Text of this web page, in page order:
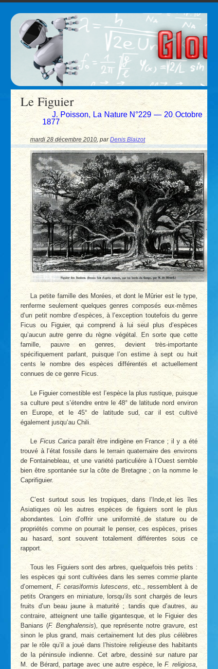
Le Figuier
J. Poisson, La Nature N°229 — 20 Octobre
1877
mardi 28 décembre 2010 ,parDenis Blaizot
La petite famille des Morées, et dont le Mûrier est le type,
renferme seulement quelques genres composés eux-mêmes
d’un petit nombre d’espèces, à l’exception toutefois du genre
Ficus ou Figuier, qui comprend à lui seul plus d’espèces
qu’aucun autre genre du règne végétal. En sorte que cette
famille, pauvre en genres, devient très-importante
spécifiquement parlant, puisque l’on estime à sept ou huit
cents le nombre des espèces différentes et actuellement
connues de ce genre Ficus.
Le Figuier comestible est l’espèce la plus rustique, puisque
sa culture peut s’étendre entre le 48° de latitude nord environ
en Europe, et le 45° de latitude sud, car il est cultivé
également jusqu’au Chili.
Le Ficus Caricaparaît être indigène en France ; il y a été
trouvé à l’état fossile dans le terrain quaternaire des environs
de Fontainebleau, et une variété particulière à l’Ouest semble
bien être spontanée sur la côte de Bretagne ; on la nomme le
Caprifiguier.
C’est surtout sous les tropiques, dans l’Inde,et les îles
Asiatiques où les autres espèces de figuiers sont le plus
abondantes. Loin d’offrir une uniformité de stature ou de
propriétés comme on pourrait le penser, ces espèces, prises
au hasard, sont souvent totalement différentes sous ce
rapport.
Tous les Figuiers sont des arbres, quelquefois très petits :
les espèces qui sont cultivées dans les serres comme plante
d’ornement, F. cerasiformis lutescens, etc., ressemblent à de
petits Orangers en miniature, lorsqu’ils sont chargés de leurs
fruits d’un beau jaune à maturité ; tandis que d’autres, au
contraire, atteignent une taille gigantesque, et le Figuier des
Banians (F. Benghalensis), que représente notre gravure, est
sinon le plus grand, mais certainement lut des plus célèbres
par le rôle qu’il a joué dans l’histoire religieuse des habitants
de la péninsule indienne. Cet arbre, dessiné sur nature par
M. de Bérard, partage avec une autre espèce, leF. religiosa,